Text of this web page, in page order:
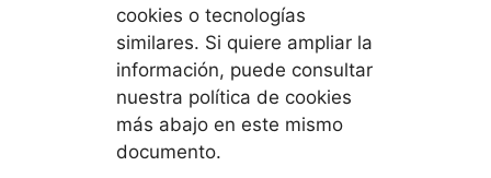
cookies o tecnologías
similares. Si quiere ampliar la
información, puede consultar
nuestra política de cookies
más abajo en este mismo
documento.